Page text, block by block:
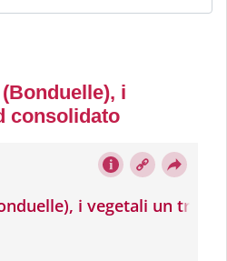
i
consolidato